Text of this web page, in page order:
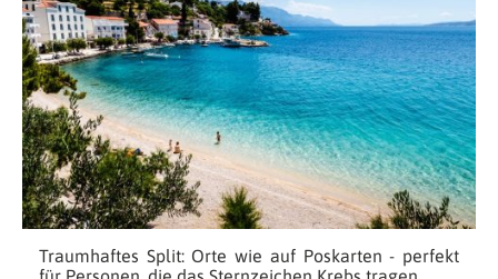
Traumhaftes Split: Orte wie auf Poskarten - perfekt